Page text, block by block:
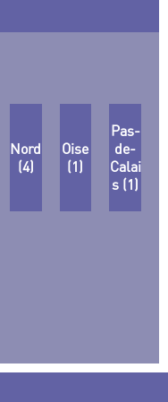
Nord
(4)
Oise
(1)
Pas-
de-
Calai
s (1)